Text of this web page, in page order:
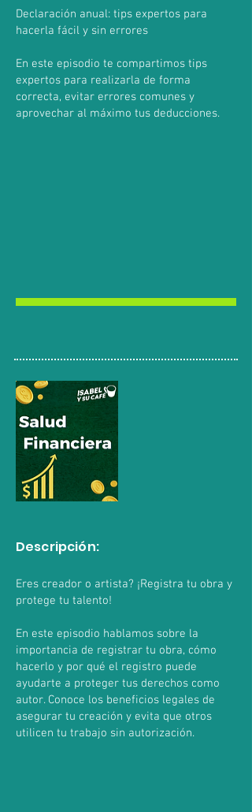
Declaración anual: tips expertos para
hacerla fácil y sin errores
En este episodio te compartimos tips
expertos para realizarla de forma
correcta, evitar errores comunes y
aprovechar al máximo tus deducciones.
Descripción:
Eres creador o artista? ¡Registra tu obra y
protege tu talento!
En este episodio hablamos sobre la
importancia de registrar tu obra, cómo
hacerlo y por qué el registro puede
ayudarte a proteger tus derechos como
autor. Conoce los beneficios legales de
asegurar tu creación y evita que otros
utilicen tu trabajo sin autorización.